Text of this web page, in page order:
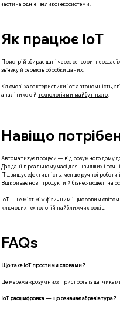
частина однієї великої екосистеми.
Як працює IoT
Пристрій збирає дані через сенсори,
звʼязку й сервісів обробки даних.
Ключові характеристики iot: автономність,
аналітикою й технологіями майбутнього
Навіщо
Автоматизує процеси — від розумного дому
Дає дані в реальному часі для швидших і
Підвищує ефективність: менше ручної роботи
Відкриває нові продукти й бізнес-моделі на
IoT — це міст між фізичним і цифровим
ключових технологій найближчих років.
FAQs
Що таке IoT простими словами?
Це мережа «розумних» пристроїв із
IoT расшифровка — що означає абревіатура?